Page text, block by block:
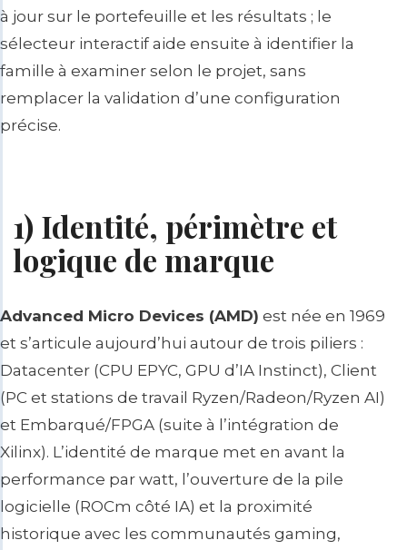
à jour sur le portefeuille et les résultats ; le
sélecteur interactif aide ensuite à identifier la
famille à examiner selon le projet, sans
remplacer la validation d’une configuration
précise.
1) Identité, périmètre et
logique de marque
Advanced Micro Devices (AMD) est née en 1969
et s’articule aujourd’hui autour de trois piliers :
Datacenter (CPU EPYC, GPU d’IA Instinct), Client
(PC et stations de travail Ryzen/Radeon/Ryzen AI)
et Embarqué/FPGA (suite à l’intégration de
Xilinx). L’identité de marque met en avant la
performance par watt, l’ouverture de la pile
logicielle (ROCm côté IA) et la proximité
historique avec les communautés gaming,